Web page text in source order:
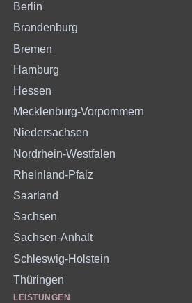
Berlin
Brandenburg
Bremen
Hamburg
Hessen
Mecklenburg-Vorpommern
Niedersachsen
Nordrhein-Westfalen
Rheinland-Pfalz
Saarland
Sachsen
Sachsen-Anhalt
Schleswig-Holstein
Thüringen
LEISTUNGEN